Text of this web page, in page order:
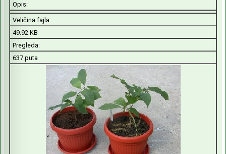
Opis:
Veličina fajla:
49.92 KB
Pregleda:
637 puta